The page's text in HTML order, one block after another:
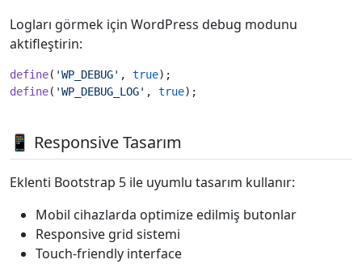
Logları görmek için WordPress debug modunu
aktifleştirin:
define( 'WP_DEBUG' , true
define( 'WP_DEBUG_LOG' , true);
📱 Responsive Tasarım
Eklenti Bootstrap 5 ile uyumlu tasarım kullanır:
Mobil cihazlarda optimize edilmiş butonlar
Responsive grid sistemi
Touch-friendly interface